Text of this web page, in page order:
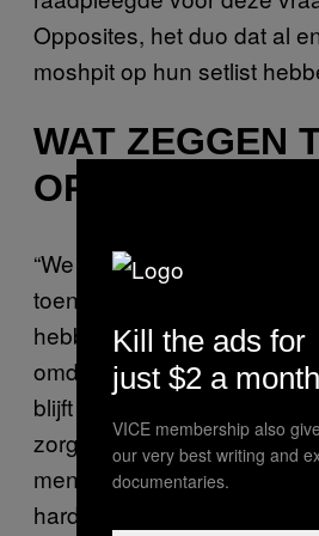
Opposites, het duo dat al
moshpit op hun setlist
WAT ZEGGEN
OPPOSITES
“We zijn er 6,7 jaar geleden
toen gebeurde het toevallig.
hebben we het in onze
omdat het gewoon een
blijft om een feestje te
zorgt nog altijd voor een
mensen hard willen gaan,
hard als ze zelf willen. Daar
Kill the ads for
just $2 a month
VICE membership also
our very best writing and
documentaries.